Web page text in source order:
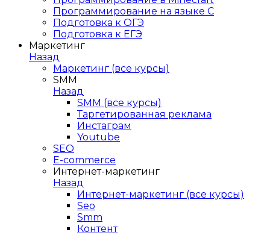
Программирование на языке C
Подготовка к ОГЭ
Подготовка к ЕГЭ
Маркетинг
Назад
Маркетинг (все курсы)
SMM
Назад
SMM (все курсы)
Таргетированная реклама
Инстаграм
Youtube
SEO
E-сommerce
Интернет-маркетинг
Назад
Интернет-маркетинг (все курсы)
Seo
Smm
Контент